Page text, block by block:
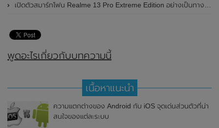
เปิดตัวสมาร์ทโฟน Realme 13 Pro Extreme Edition อย่างเป็นทางการแล้วในประเทศจีน
พูดอะไรเกี่ยวกับบทความนี้
เนื้อหาแนะนำ
ความแตกต่างของ Android กับ iOS จุดเด่นส่วนตัวที่น่า
สนใจของแต่ละระบบ